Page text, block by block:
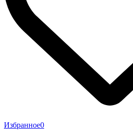
Избранное0